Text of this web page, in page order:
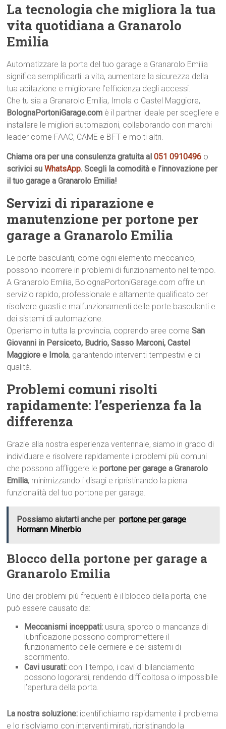
La tecnologia che migliora la tua
vita quotidiana a Granarolo
Emilia
Automatizzare la porta del tuo garage a Granarolo Emilia
significa semplificarti la vita, aumentare la sicurezza della
tua abitazione e migliorare l’efficienza degli accessi.
Che tu sia a Granarolo Emilia, Imola o Castel Maggiore,
BolognaPortoniGarage.com è il partner ideale per scegliere e
installare le migliori automazioni, collaborando con marchi
leader come FAAC, CAME e BFT e molti altri.
Chiama ora per una consulenza gratuita al051 0910496 o
scrivici suWhatsApp. Scegli la comodità e l’innovazione per
il tuo garage a Granarolo Emilia!
Servizi di riparazione e
manutenzione per portone per
garage a Granarolo Emilia
Le porte basculanti, come ogni elemento meccanico,
possono incorrere in problemi di funzionamento nel tempo.
A Granarolo Emilia, BolognaPortoniGarage.com offre un
servizio rapido, professionale e altamente qualificato per
risolvere guasti e malfunzionamenti delle porte basculanti e
dei sistemi di automazione.
Operiamo in tutta la provincia, coprendo aree comeSan
Giovanni in Persiceto, Budrio, Sasso Marconi, Castel
Maggiore e Imola, garantendo interventi tempestivi e di
qualità.
Problemi comuni risolti
rapidamente: l’esperienza fa la
differenza
Grazie alla nostra esperienza ventennale, siamo in grado di
individuare e risolvere rapidamente i problemi più comuni
che possono affliggere leportone per garage a Granarolo
Emilia, minimizzando i disagi e ripristinando la piena
funzionalità del tuo portone per garage.
Possiamo aiutarti anche per portone per garage
Hormann Minerbio
Blocco della portone per garage a
Granarolo Emilia
Uno dei problemi più frequenti è il blocco della porta, che
può essere causato da:
Meccanismi inceppati: usura, sporco o mancanza di
lubrificazione possono compromettere il
funzionamento delle cerniere e dei sistemi di
scorrimento.
Cavi usurati: con il tempo, i cavi di bilanciamento
possono logorarsi, rendendo difficoltosa o impossibile
l’apertura della porta.
La nostra soluzione: identifichiamo rapidamente il problema
e lo risolviamo con interventi mirati, ripristinando la